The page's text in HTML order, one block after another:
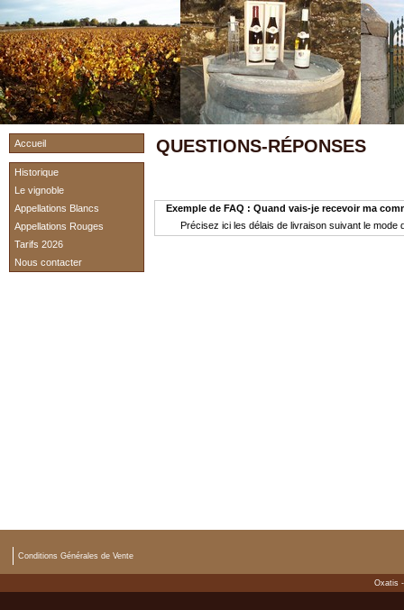
Accueil
Historique
Le vignoble
Appellations Blancs
Appellations Rouges
Tarifs 2026
Nous contacter
QUESTIONS-RÉPONSES
Exemple de FAQ : Quand vais-je recevoir ma
Précisez ici les délais de livraison suivant le
Conditions Générales de Vente
Oxatis